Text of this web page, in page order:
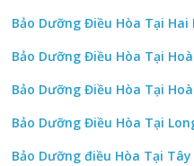
Bảo Dưỡng Điều Hòa Tại
Bảo Dưỡng Điều Hòa Tại
Bảo Dưỡng Điều Hòa Tại
Bảo Dưỡng Điều Hòa Tại
Bảo Dưỡng điều Hòa Tại Tây